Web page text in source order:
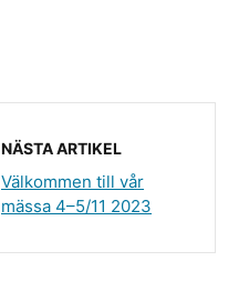
NÄSTA ARTIKEL
Välkommen till vår
mässa 4–5/11 2023